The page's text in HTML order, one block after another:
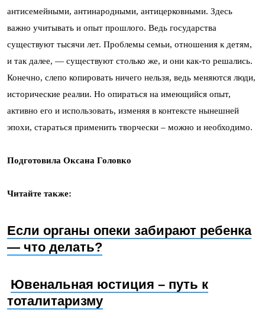
антисемейными, антинародными, антицерковными. Здесь
важно учитывать и опыт прошлого. Ведь государства
существуют тысячи лет. Проблемы семьи, отношения к детям,
и так далее, — существуют столько же, и они как-то решались.
Конечно, слепо копировать ничего нельзя, ведь меняются люди,
исторические реалии. Но опираться на имеющийся опыт,
активно его и использовать, изменяя в контексте нынешней
эпохи, стараться применить творчески – можно и необходимо.
Подготовила Оксана Головко
Читайте также:
Если органы опеки забирают ребенка
— что делать?
Ювенальная юстиция – путь к
тоталитаризму